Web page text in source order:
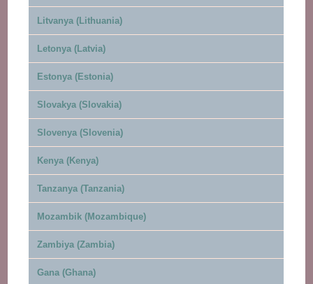
Litvanya (Lithuania)
Letonya (Latvia)
Estonya (Estonia)
Slovakya (Slovakia)
Slovenya (Slovenia)
Kenya (Kenya)
Tanzanya (Tanzania)
Mozambik (Mozambique)
Zambiya (Zambia)
Gana (Ghana)